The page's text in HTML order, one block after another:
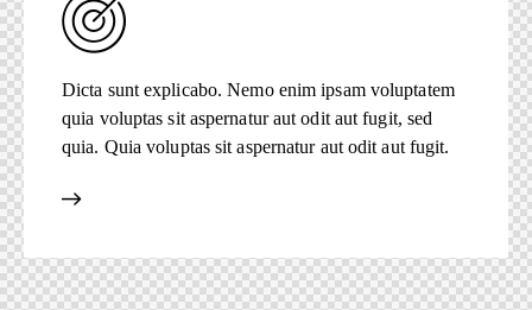
Dicta sunt explicabo. Nemo enim ipsam voluptatem
quia voluptas sit aspernatur aut odit aut fugit, sed
quia. Quia voluptas sit aspernatur aut odit aut fugit.